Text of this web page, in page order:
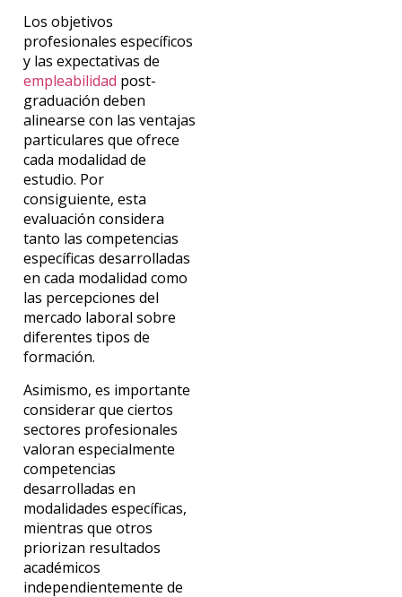
Los objetivos
profesionales específicos
y las expectativas de
empleabilidad post-
graduación deben
alinearse con las ventajas
particulares que ofrece
cada modalidad de
estudio. Por
consiguiente, esta
evaluación considera
tanto las competencias
específicas desarrolladas
en cada modalidad como
las percepciones del
mercado laboral sobre
diferentes tipos de
formación.
Asimismo, es importante
considerar que ciertos
sectores profesionales
valoran especialmente
competencias
desarrolladas en
modalidades específicas,
mientras que otros
priorizan resultados
académicos
independientemente de